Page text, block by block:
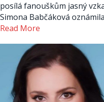
posílá fanouškům jasný
Simona Babčáková
Read More